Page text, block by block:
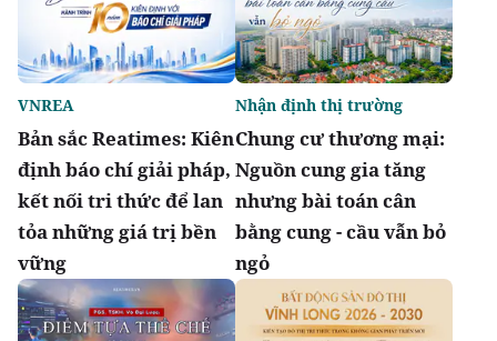
Bản sắc Reatimes: Kiên
định báo chí giải pháp,
kết nối tri thức để lan
tỏa những giá trị bền
vững
VNREA
Chung cư thương mại:
Nguồn cung gia tăng
nhưng bài toán cân
bằng cung - cầu vẫn bỏ
ngỏ
Nhận định thị trường